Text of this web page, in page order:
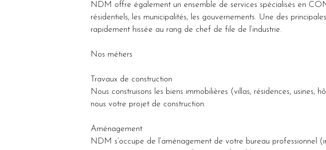
NDM offre également un ensemble de services spécialisés en
résidentiels, les municipalités, les gouvernements. Une des
rapidement hissée au rang de chef de file de l’industrie.
Nos métiers
Travaux de construction
Nous construisons les biens immobilières (villas, résidences,
nous votre projet de construction.
Aménagement
NDM s’occupe de l’aménagement de votre bureau